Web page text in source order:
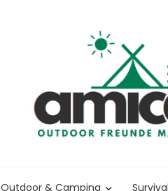
Outdoor & Camping Survival